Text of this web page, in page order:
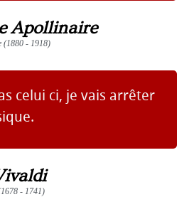
Apollinaire
(1880 - 1918)
celui ci, je vais arrêter
- 1741)